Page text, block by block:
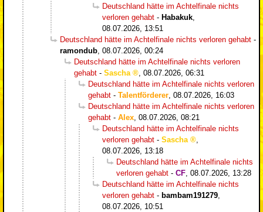
Deutschland hätte im Achtelfinale nichts
verloren gehabt - Habakuk
08.07.2026, 13:51
Deutschland hätte im Achtelfinale nichts verloren gehabt -
ramondub 08.07.2026, 00:24
Deutschland hätte im Achtelfinale nichts verloren
gehabt - Sascha
08.07.2026, 06:31
Deutschland hätte im Achtelfinale nichts verloren
gehabt - Talentförderer 08.07.2026, 16:03
Deutschland hätte im Achtelfinale nichts verloren
gehabt - Alex 08.07.2026, 08:21
Deutschland hätte im Achtelfinale nichts
verloren gehabt - Sascha
08.07.2026, 13:18
Deutschland hätte im Achtelfinale nichts
verloren gehabt - CF 08.07.2026, 13:28
Deutschland hätte im Achtelfinale nichts
verloren gehabt - bambam191279
08.07.2026, 10:51